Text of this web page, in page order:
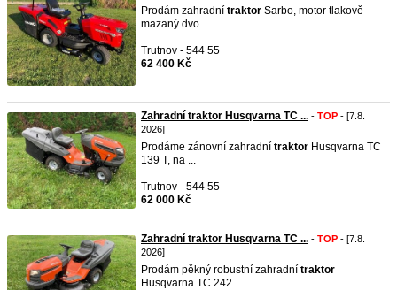
Prodám zahradní traktor Sarbo, motor tlakově
mazaný dvo ...
Trutnov - 544 55
62 400 Kč
Zahradní traktor Husqvarna TC ... - TOP - [7.8.
2026]
Prodáme zánovní zahradní traktor Husqvarna TC
139 T, na ...
Trutnov - 544 55
62 000 Kč
Zahradní traktor Husqvarna TC ... - TOP - [7.8.
2026]
Prodám pěkný robustní zahradní traktor
Husqvarna TC 242 ...